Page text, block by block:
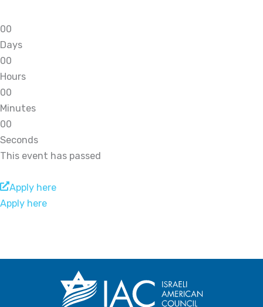
00
Days
00
Hours
00
Minutes
00
Seconds
This event has passed
Apply here
Apply here